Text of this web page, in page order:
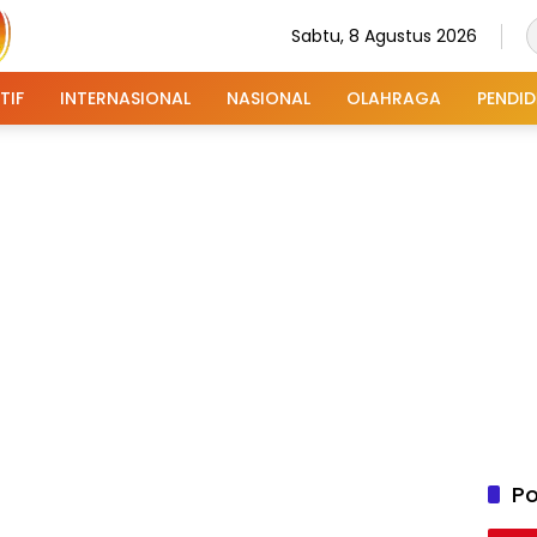
Sabtu, 8 Agustus 2026
INTERNASIONAL NASIONAL OLAHRAGA